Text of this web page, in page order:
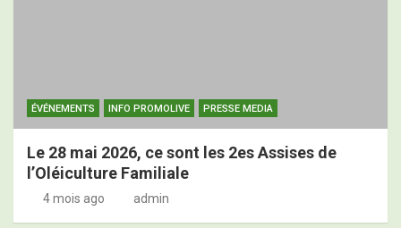
ÉVÉNEMENTS INFO PROMOLIVE PRESSE MEDIA
Le 28 mai 2026, ce sont les 2es Assises de
l’Oléiculture Familiale
4 mois ago admin